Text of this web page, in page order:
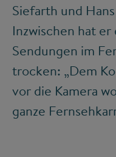
Siefarth und
Inzwischen hat
Sendungen im
trocken: „Dem
vor die Kamera
ganze